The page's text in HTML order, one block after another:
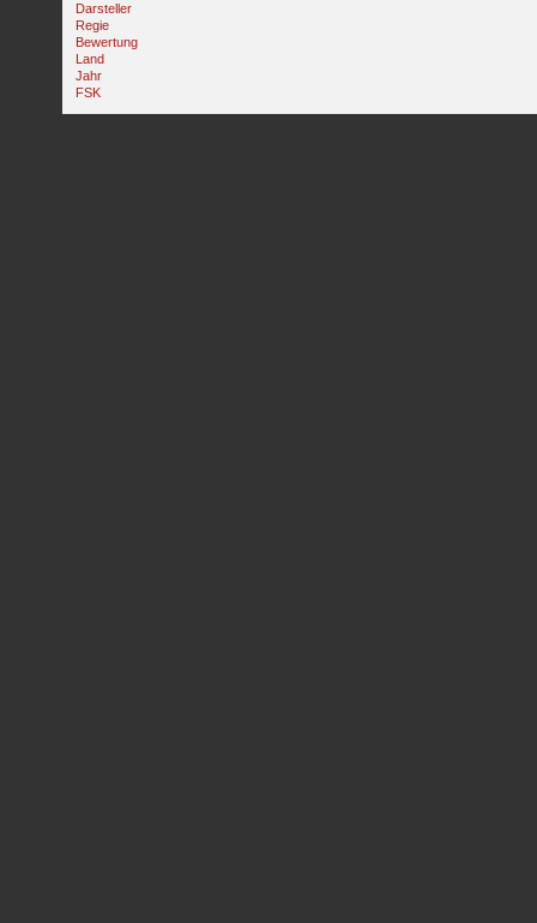
Darsteller
Regie
Bewertung
Land
Jahr
FSK